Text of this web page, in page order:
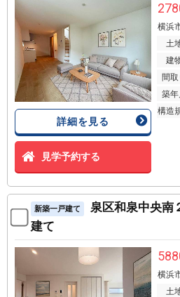
詳細を見る
見学予約する
横浜
土
建
間取
築年
構造
新築一戸建て
泉区和泉中央
建て
横浜
土